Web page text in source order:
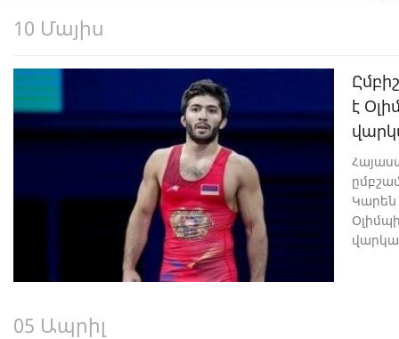
10 Մայիս
է
Կարեն
05 Ապրիլ